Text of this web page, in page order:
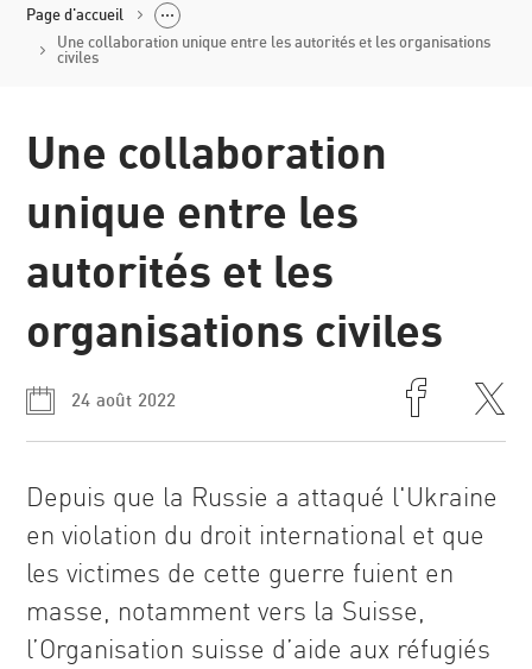
Page d'accueil
récits
Une collaboration unique entre les autorités et les organisations
civiles
Une collaboration
unique entre les
autorités et les
organisations civiles
24 août 2022
Depuis que la Russie a attaqué l'Ukraine
en violation du droit international et que
les victimes de cette guerre fuient en
masse, notamment vers la Suisse,
l’Organisation suisse d’aide aux réfugiés